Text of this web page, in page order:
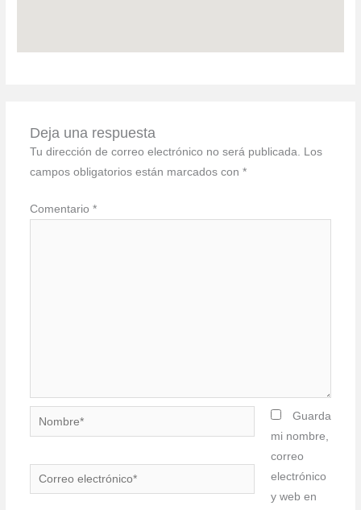
Deja una respuesta
Tu dirección de correo electrónico no será publicada. Los
campos obligatorios están marcados con *
Comentario *
Nombre*
Correo
electrónico*
Guarda
mi nombre,
correo
electrónico
y web en